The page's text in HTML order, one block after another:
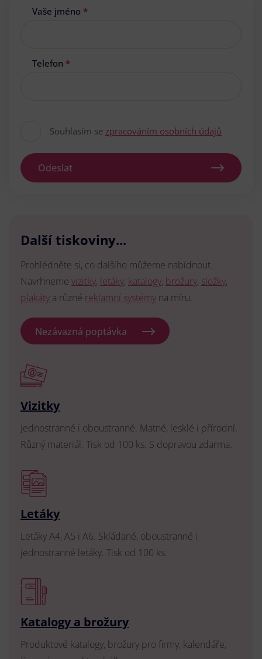
Vaše jméno *
Telefon *
Souhlasím se zpracováním osobních údajů
Odeslat
Další tiskoviny...
Prohlédněte si, co dalšího můžeme nabídnout.
Navrhneme vizitky, letáky, katalogy, brožury, složky,
plakáty a různé reklamní systémy na míru.
Nezávazná poptávka
Vizitky
Jednostranné i oboustranné. Matné, lesklé i přírodní.
Různý materiál. Tisk od 100 ks. S dopravou zdarma.
Letáky
Letáky A4, A5 i A6. Skládané, oboustranné i
jednostranné letáky. Tisk od 100 ks.
Katalogy a brožury
Produktové katalogy, brožury pro firmy, kalendáře,